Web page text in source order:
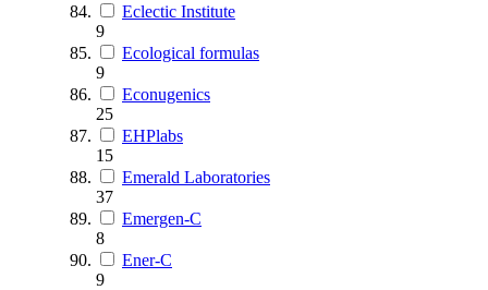
Eclectic Institute
9
Ecological formulas
9
Econugenics
25
EHPlabs
15
Emerald Laboratories
37
Emergen-C
8
Ener-C
9